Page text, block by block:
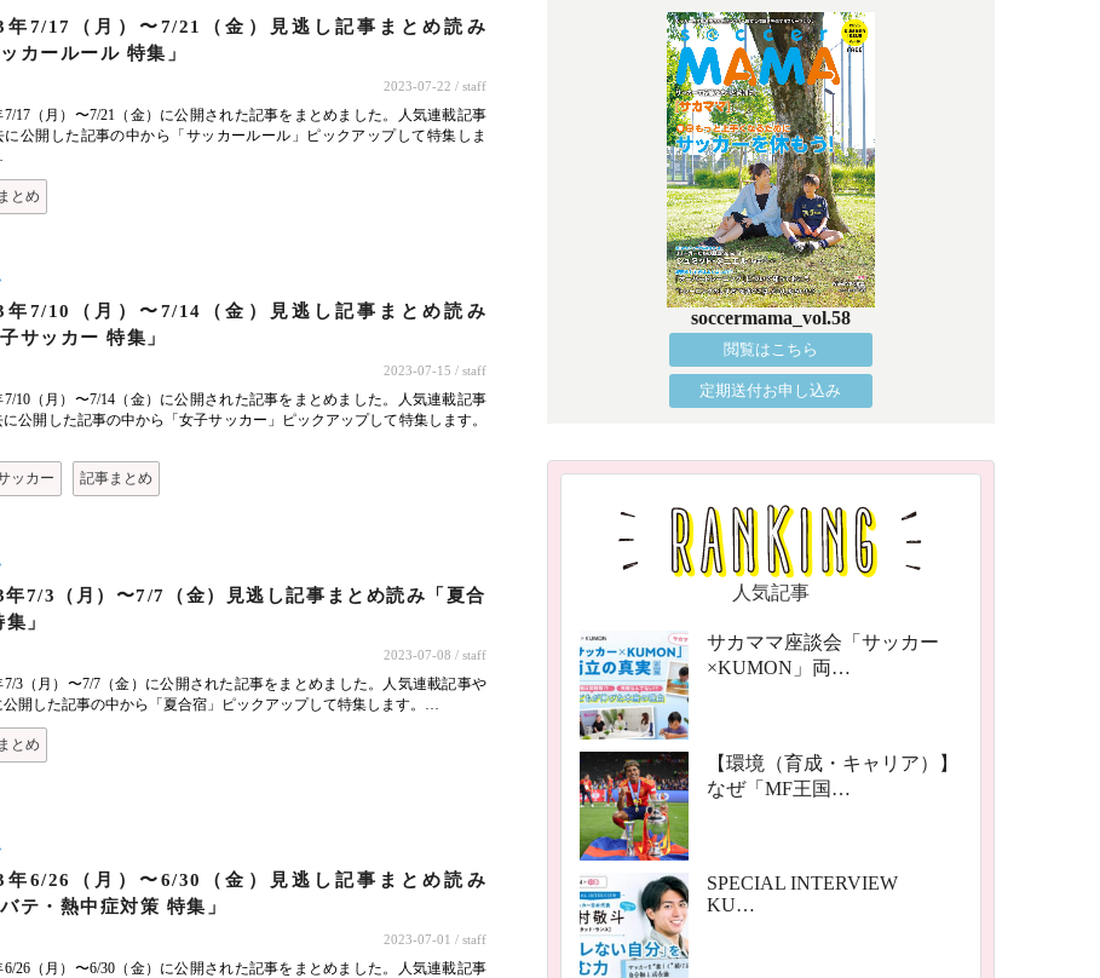
年7/17（月）〜7/21（金）見逃し記事まとめ読み
ッカールール 特集」
2023-07-22 / staff
7/17（月）〜7/21（金）に公開された記事をまとめました。人気連載記事
に公開した記事の中から「サッカールール」ピックアップして特集しま
とめ
年7/10（月）〜7/14（金）見逃し記事まとめ読み
子サッカー 特集」
2023-07-15 / staff
7/10（月）〜7/14（金）に公開された記事をまとめました。人気連載記事
公開した記事の中から「女子サッカー」ピックアップして特集します。
ッカー 記事まとめ
年7/3（月）〜7/7（金）見逃し記事まとめ読み「夏合
」
2023-07-08 / staff
7/3（月）〜7/7（金）に公開された記事をまとめました。人気連載記事や
公開した記事の中から「夏合宿」ピックアップして特集します。…
とめ
年6/26（月）〜6/30（金）見逃し記事まとめ読み
バテ・熱中症対策 特集」
2023-07-01 / staff
6/26（月）〜6/30（金）に公開された記事をまとめました。人気連載記事
soccermama_vol.58
閲覧はこちら
定期送付お申し込み
人気記事
サカママ座談会「サッカー
×KUMON」両…
【環境（育成・キャリア）】
なぜ「MF王国…
SPECIAL INTERVIEW
KU…